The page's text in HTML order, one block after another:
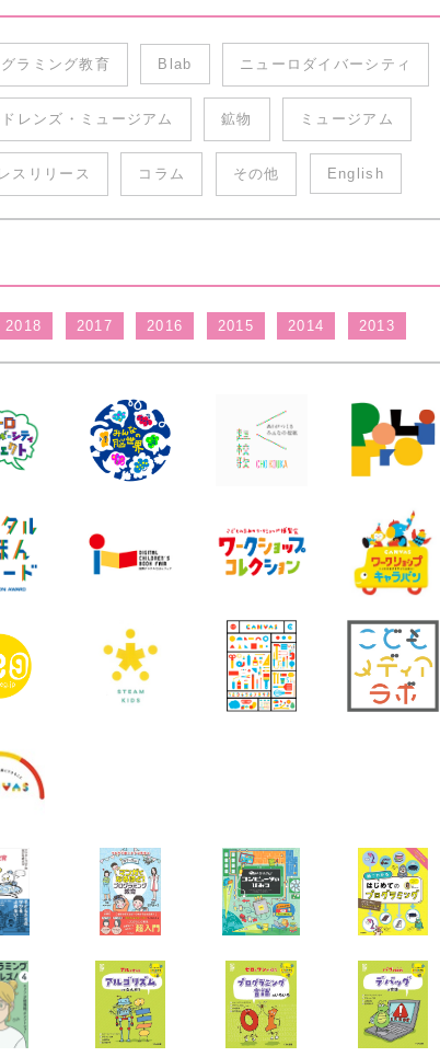
ラミング教育 Blab ニューロダイバーシティ
レンズ・ミュージアム 鉱物 ミュージアム
スリリース コラム その他 English
2018 2017 2016 2015 2014 2013